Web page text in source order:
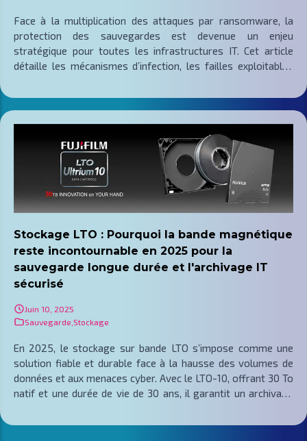
Face à la multiplication des attaques par ransomware, la
protection des sauvegardes est devenue un enjeu
stratégique pour toutes les infrastructures IT. Cet article
détaille les mécanismes d’infection, les failles exploitables
éprouvées : immutabilité, stockage hors ligne, chiffrement
AES, supervision SIEM et plans de reprise après sinistre. Une
approche complète, fondée sur les référentiels ISO et ANSSI,
pour garantir la continuité et la résilience opérationnelle des
données critiques.
Stockage LTO : Pourquoi la bande magnétique
reste incontournable en 2025 pour la
sauvegarde longue durée et l'archivage IT
sécurisé
Juin 10, 2025
Sauvegarde Stockage
En 2025, le stockage sur bande LTO s’impose comme une
solution fiable et durable face à la hausse des volumes de
données et aux menaces cyber. Avec le LTO-10, offrant 30 To
natif et une durée de vie de 30 ans, il garantit un archivage
son stockage hors ligne, il protège efficacement contre les